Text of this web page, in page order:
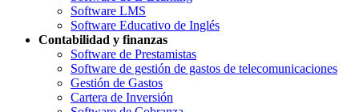
Software LMS
Software Educativo de Inglés
Contabilidad y finanzas
Software de Prestamistas
Software de gestión de gastos de telecomunicaciones
Gestión de Gastos
Cartera de Inversión